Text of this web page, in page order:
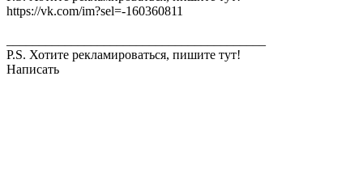
https://vk.com/im?sel=-160360811
P.S. Хотите рекламироваться, пишите тут!
Написать